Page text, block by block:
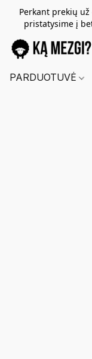
Perkant prekių
pristatysime į
PARDUOTUVĖ